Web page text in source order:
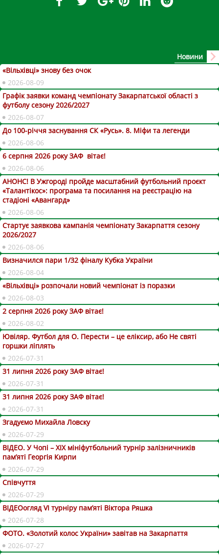
Новини
«Вільхівці» знову без очок
2026-08-09
Графік заявки команд чемпіонату Закарпатської області з
футболу сезону 2026/2027
2026-08-07
До 100-річчя заснування СК «Русь». 8. Міфи та легенди
2026-08-06
6 серпня 2026 року ЗАФ вітає!
2026-08-06
АНОНС! В Ужгороді пройде масштабний футбольний проєкт
«Талантікос»: програма та посилання на реєстрацію на
стадіоні «Авангард»
2026-08-06
Стартує заявкова кампанія чемпіонату Закарпаття сезону
2026/2027
2026-08-06
Визначился пари 1/32 фіналу Кубка України
2026-08-04
«Вільхівці» розпочали новий чемпіонат із поразки
2026-08-03
2 серпня 2026 року ЗАФ вітає!
2026-08-02
Ювіляр. Футбол для О. Перести – це еліксир, або Не святі
горшки ліплять
2026-07-31
31 липня 2026 року ЗАФ вітає!
2026-07-31
31 липня 2026 року ЗАФ вітає!
2026-07-31
Згадуємо Михайла Ловску
2026-07-29
ВІДЕО. У Чопі – ХІХ мініфутбольний турнір залізничників
пам’яті Георгія Кирпи
2026-07-29
Співчуття
2026-07-29
ВІДЕОогляд VІ турніру пам’яті Віктора Ряшка
2026-07-28
ФОТО. «Золотий колос України» завітав на Закарпаття
2026-07-27